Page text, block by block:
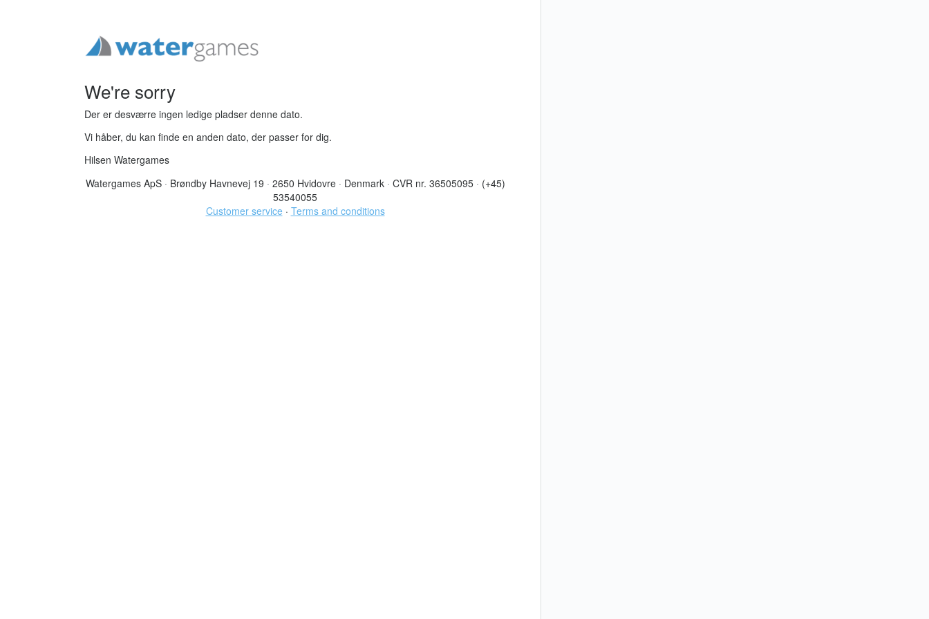
We're sorry
Der er desværre ingen ledige pladser denne dato.
Vi håber, du kan finde en anden dato, der passer for dig.
Hilsen Watergames
Watergames ApS · Brøndby Havnevej 19 · 2650 Hvidovre· Denmark · CVR nr. 36505095 · (+45)
53540055
Customer service · Terms and conditions